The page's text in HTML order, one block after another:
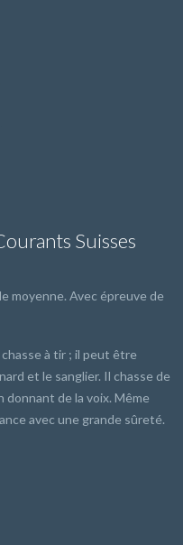
Suisses
moyenne. Avec épreuve de
à tir ; il peut être
et le sanglier. Il chasse de
de la voix. Même
avec une grande sûreté.